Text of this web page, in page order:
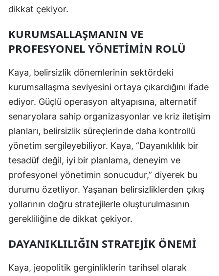
dikkat çekiyor.
KURUMSALLAŞMANIN VE
PROFESYONEL YÖNETIMIN ROLÜ
Kaya, belirsizlik dönemlerinin sektördeki
kurumsallaşma seviyesini ortaya çıkardığını ifade
ediyor. Güçlü operasyon altyapısına, alternatif
senaryolara sahip organizasyonlar ve kriz iletişim
planları, belirsizlik süreçlerinde daha kontrollü
yönetim sergileyebiliyor. Kaya, “Dayanıklılık bir
tesadüf değil, iyi bir planlama, deneyim ve
profesyonel yönetimin sonucudur,” diyerek bu
durumu özetliyor. Yaşanan belirsizliklerden çıkış
yollarının doğru stratejilerle oluşturulmasının
gerekliliğine de dikkat çekiyor.
DAYANIKLILIĞIN STRATEJIK ÖNEMI
Kaya, jeopolitik gerginliklerin tarihsel olarak